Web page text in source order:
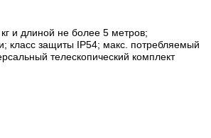
и длиной не более 5 метров;
класс защиты IP54; макс. потребляемый
телескопический комплект